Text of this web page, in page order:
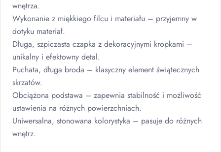
wnętrza.
Wykonanie z miękkiego filcu i materiału – przyjemny w
dotyku materiał.
Długa, szpiczasta czapka z dekoracyjnymi kropkami –
unikalny i efektowny detal.
Puchata, długa broda – klasyczny element świątecznych
skrzatów.
Obciążona podstawa – zapewnia stabilność i możliwość
ustawienia na różnych powierzchniach.
Uniwersalna, stonowana kolorystyka – pasuje do różnych
wnętrz.